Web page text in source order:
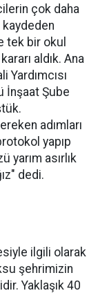
çok daha
kaydeden
tek bir okul
aldık. Ana
Yardımcısı
İnşaat Şube
adımları
yapıp
yarım asırlık
dedi.
ilgili olarak
şehrimizin
Yaklaşık 40